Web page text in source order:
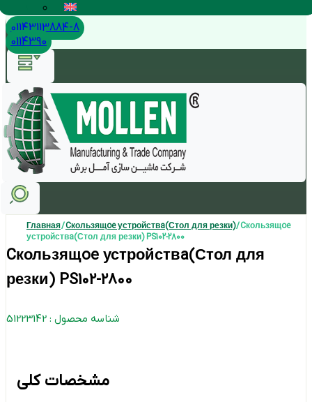
01143113884-8
0114390
Главная/Cкользящoe устройствa(Стол для резки)/ Cкользящoe
устройствa(Стол для резки) PS102-2800
Cкользящoe устройствa(Стол для
резки) PS102-2800
شناسه محصول : 51223142
مشخصات کلی